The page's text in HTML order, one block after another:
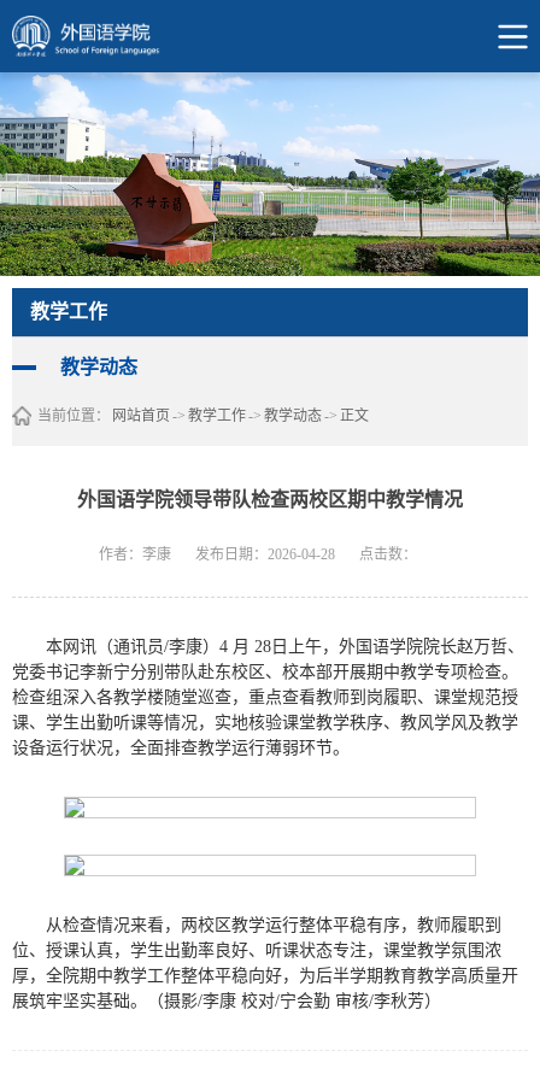
教学工作
教学动态
当前位置： 网站首页 -> 教学工作-> 教学动态-> 正文
外国语学院领导带队检查两校区期中教学情况
作者：李康 发布日期：2026-04-28 点击数：
本网讯 （通讯员/李康）4 月 28日上午，外国语学院院长赵万哲、
党委书记李新宁分别带队赴东校区、校本部开展期中教学专项检查。
检查组深入各教学楼随堂巡查，重点查看教师到岗履职、课堂规范授
课、学生出勤听课等情况，实地核验课堂教学秩序、教风学风及教学
设备运行状况，全面排查教学运行薄弱环节。
从检查情况来看，两校区教学运行整体平稳有序，教师履职到
位、授课认真，学生出勤率良好、听课状态专注，课堂教学氛围浓
厚，全院期中教学工作整体平稳向好，为后半学期教育教学高质量开
展筑牢坚实基础。（摄影/李康 校对/宁会勤 审核/李秋芳）